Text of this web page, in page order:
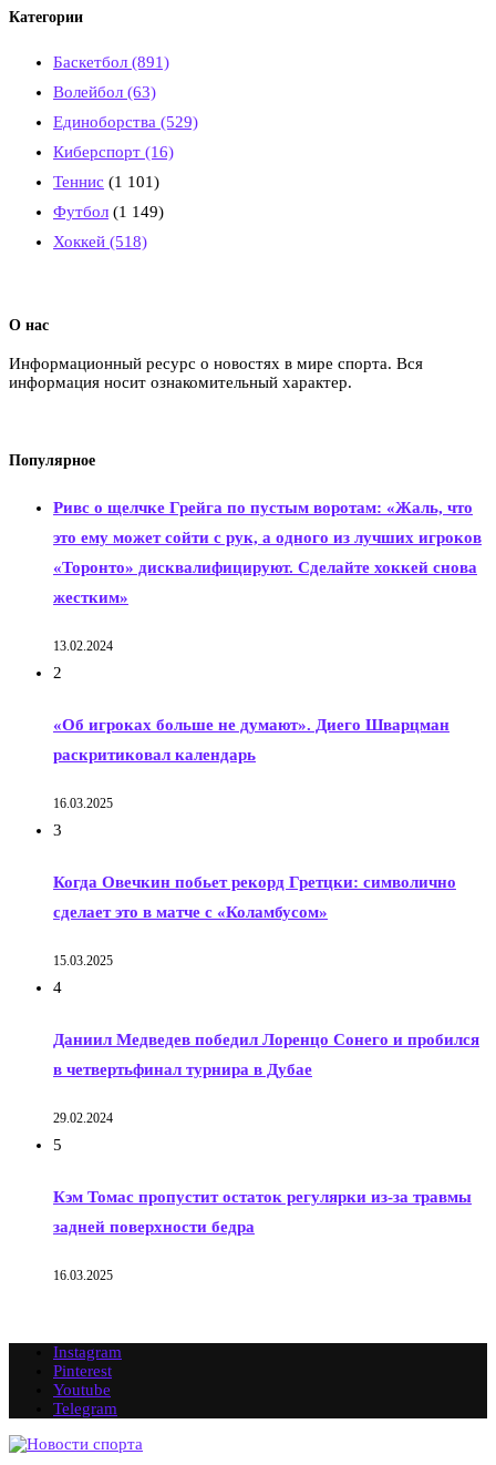
Категории
Баскетбол (891)
Волейбол (63)
Единоборства (529)
Киберспорт (16)
Теннис (1 101)
Футбол (1 149)
Хоккей (518)
О нас
Информационный ресурс о новостях в мире спорта. Вся
информация носит ознакомительный характер.
Популярное
Ривс о щелчке Грейга по пустым воротам: «Жаль, что
это ему может сойти с рук, а одного из лучших игроков
«Торонто» дисквалифицируют. Сделайте хоккей снова
жестким»
13.02.2024
2
«Об игроках больше не думают». Диего Шварцман
раскритиковал календарь
16.03.2025
3
Когда Овечкин побьет рекорд Гретцки: символично
сделает это в матче с «Коламбусом»
15.03.2025
4
Даниил Медведев победил Лоренцо Сонего и пробился
в четвертьфинал турнира в Дубае
29.02.2024
5
Кэм Томас пропустит остаток регулярки из-за травмы
задней поверхности бедра
16.03.2025
Instagram
Pinterest
Youtube
Telegram